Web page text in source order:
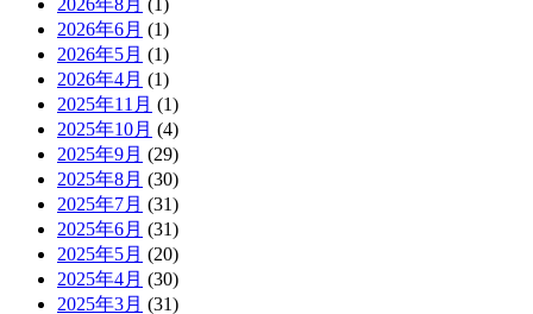
2026年6月 (1)
2026年5月 (1)
2026年4月 (1)
2025年11月 (1)
2025年10月 (4)
2025年9月 (29)
2025年8月 (30)
2025年7月 (31)
2025年6月 (31)
2025年5月 (20)
2025年4月 (30)
2025年3月 (31)